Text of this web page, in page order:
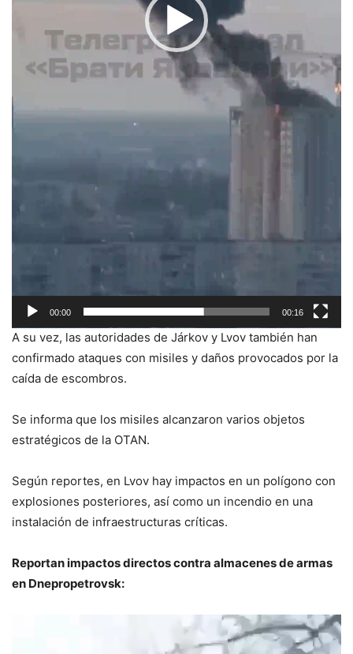
00:00 00:16
A su vez, las autoridades de Járkov y Lvov también han
confirmado ataques con misiles y daños provocados por la
caída de escombros.
Se informa que los misiles alcanzaron varios objetos
estratégicos de la OTAN.
Según reportes, en Lvov hay impactos en un polígono con
explosiones posteriores, así como un incendio en una
instalación de infraestructuras críticas.
Reportan impactos directos contra almacenes de armas
en Dnepropetrovsk: